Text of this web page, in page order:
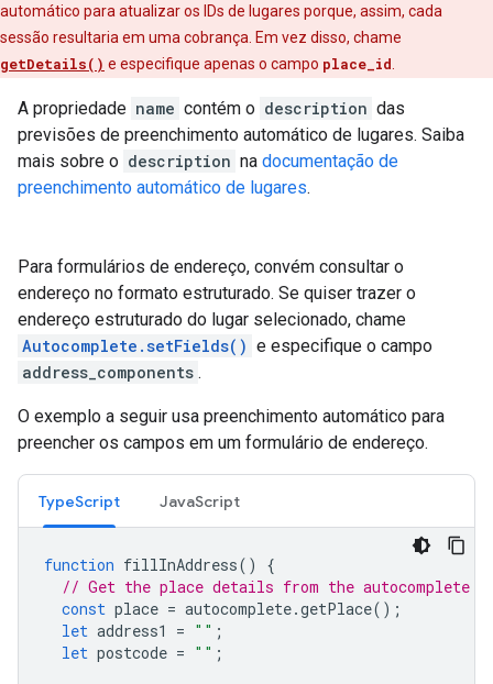
automático para atualizar os IDs de lugares porque, assim, cada
sessão resultaria em uma cobrança. Em vez disso, chame
getDetails() e especifique apenas o campo place_id
A propriedade name contém o description das
previsões de preenchimento automático de lugares. Saiba
mais sobre o description na documentação de
preenchimento automático de lugares.
Para formulários de endereço, convém consultar o
endereço no formato estruturado. Se quiser trazer o
endereço estruturado do lugar selecionado, chame
Autocomplete.setFields() e especifique o campo
address_components .
O exemplo a seguir usa preenchimento automático para
preencher os campos em um formulário de endereço.
TypeScript JavaScript
function fillInAddress()
{
// Get the place details from the autocomplete
const place = autocomplete.getPlace();
let address1 = "" ;
let postcode = "" ;